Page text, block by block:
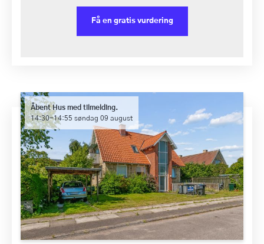
Få en gratis vurdering
Åbent Hus med tilmelding.
14:30-14:55 søndag 09 august